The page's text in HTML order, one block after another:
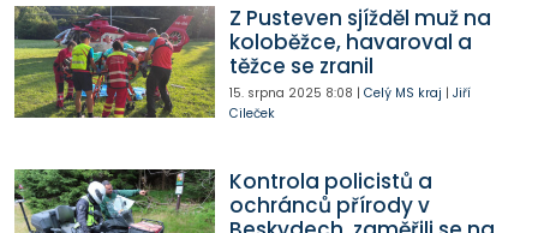
Z Pusteven sjížděl muž na
koloběžce, havaroval a
těžce se zranil
15. srpna 2025 8:08 | Celý MS kraj | Jiří
Cileček
Kontrola policistů a
ochránců přírody v